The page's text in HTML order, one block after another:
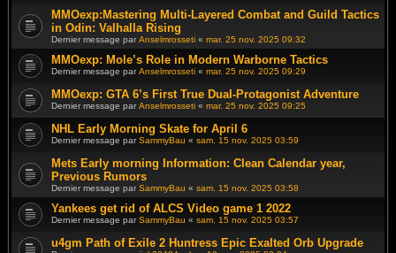
MMOexp:Mastering Multi-Layered Combat and Guild Tactics
in Odin: Valhalla Rising
Dernier message par Anselmrosseti « mar. 25 nov. 2025 09:32
MMOexp: Mole’s Role in Modern Warborne Tactics
Dernier message parAnselmrosseti « mar. 25 nov. 2025 09:29
MMOexp: GTA 6’s First True Dual-Protagonist Adventure
Dernier message parAnselmrosseti « mar. 25 nov. 2025 09:25
NHL Early Morning Skate for April 6
Dernier message parSammyBau « sam. 15 nov. 2025 03:59
Mets Early morning Information: Clean Calendar year,
Previous Rumors
Dernier message par SammyBau « sam. 15 nov. 2025 03:58
Yankees get rid of ALCS Video game 1 2022
Dernier message parSammyBau « sam. 15 nov. 2025 03:57
u4gm Path of Exile 2 Huntress Epic Exalted Orb Upgrade